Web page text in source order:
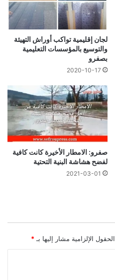
لجان إقليمية تواكب أوراش التهيئة
والتوسيع بالمؤسسات التعليمية
بصفرو
2020-10-17
صفرو: الامطار الأخيرة كانت كافية
لفضح هشاشة البنية التحتية
2021-03-01
الحقول الإلزامية مشار إليها بـ *